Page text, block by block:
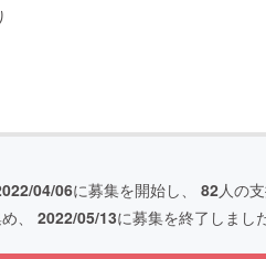
04/06に募集を開始し、 82人の
、 2022/05/13に募集を終了しまし